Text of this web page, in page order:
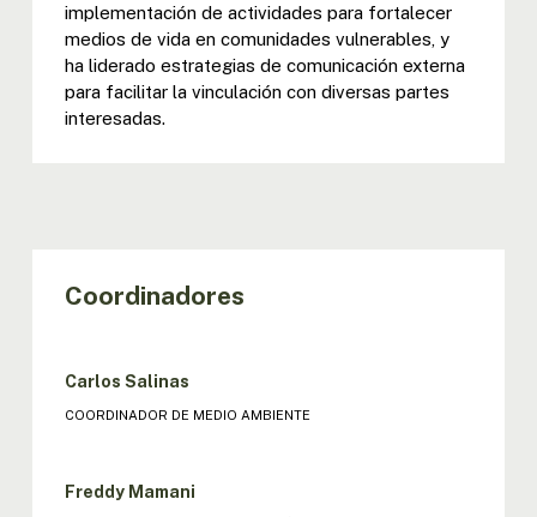
implementación de actividades para fortalecer
medios de vida en comunidades vulnerables, y
ha liderado estrategias de comunicación externa
para facilitar la vinculación con diversas partes
interesadas.
Coordinadores
Carlos Salinas
COORDINADOR DE MEDIO AMBIENTE
Freddy Mamani